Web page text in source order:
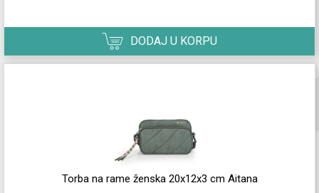
DODAJ U KORPU
Torba na rame ženska 20x12x3 cm Aitana